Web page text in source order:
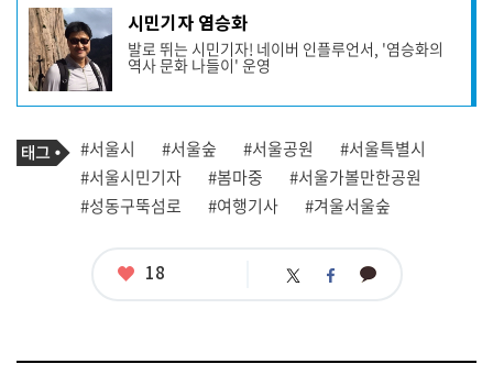
기
사
작
성
자
프
필
시민기자 염승화
발로 뛰는 시민기자! 네이버 인플루언서, '염승화의
역사 문화 나들이' 운영
기
사
관
련
태
태
그
#서울시 #서울숲 #서울공원
#서울특별시
#서울시민기자
#봄마중
#서울가볼만한공원
#성동구뚝섬로
#여행기사 #겨울서울숲
좋
18 트 페 카